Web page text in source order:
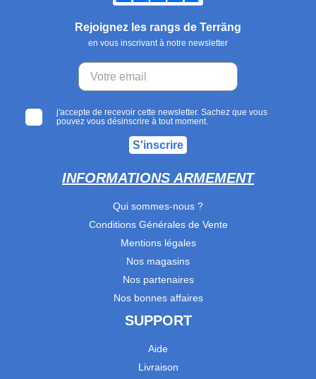
Rejoignez les rangs de Terräng
en vous inscrivant à notre newsletter
j'accepte de recevoir cette newsletter. Sachez que vous
pouvez vous désinscrire à tout moment.
S'inscrire
INFORMATIONS ARMEMENT
Qui sommes-nous ?
Conditions Générales de Vente
Mentions légales
Nos magasins
Nos partenaires
Nos bonnes affaires
SUPPORT
Aide
Livraison